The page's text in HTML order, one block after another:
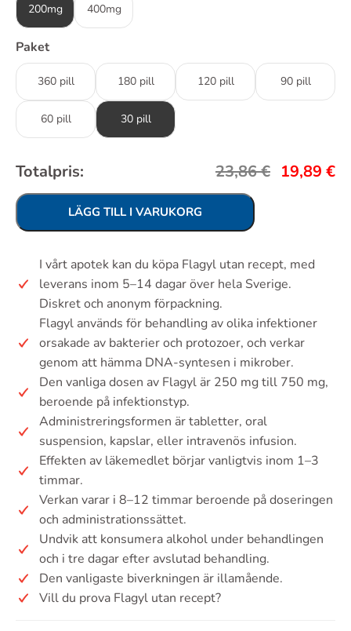
200mg 400mg
Paket
360 pill 180 pill 120 pill 90 pill
60 pill 30 pill
Totalpris: 23,86€ 19,89 €
LÄGG TILL I VARUKORG
I vårt apotek kan du köpa Flagyl utan recept, med
leverans inom 5–14 dagar över hela Sverige.
Diskret och anonym förpackning.
Flagyl används för behandling av olika infektioner
orsakade av bakterier och protozoer, och verkar
genom att hämma DNA-syntesen i mikrober.
Den vanliga dosen av Flagyl är 250 mg till 750 mg,
beroende på infektionstyp.
Administreringsformen är tabletter, oral
suspension, kapslar, eller intravenös infusion.
Effekten av läkemedlet börjar vanligtvis inom 1–3
timmar.
Verkan varar i 8–12 timmar beroende på doseringen
och administrationssättet.
Undvik att konsumera alkohol under behandlingen
och i tre dagar efter avslutad behandling.
Den vanligaste biverkningen är illamående.
Vill du prova Flagyl utan recept?